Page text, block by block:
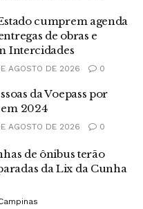
cumprem agenda
de obras e
Intercidades
AGOSTO DE 2026 0
da Voepass por
2024
AGOSTO DE 2026 0
de ônibus terão
da Lix da Cunha